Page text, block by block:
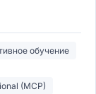
обучение
(MCP)